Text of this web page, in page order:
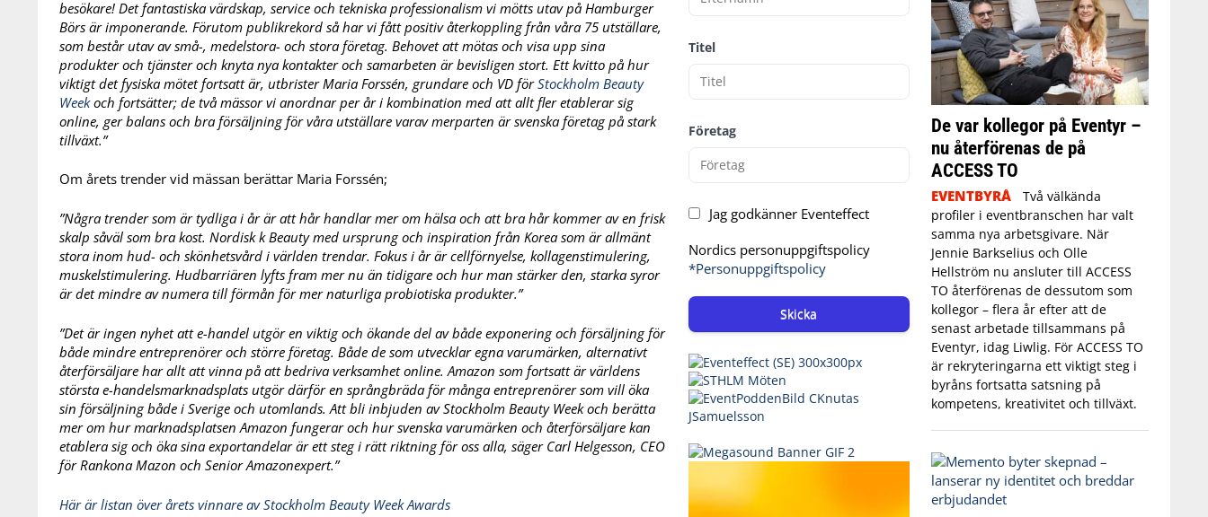
besökare! Det fantastiska värdskap, service och tekniska professionalism vi mötts utav på Hamburger
Börs är imponerande. Förutom publikrekord så har vi fått positiv återkoppling från våra 75 utställare,
som består utav av små-, medelstora- och stora företag. Behovet att mötas och visa upp sina
produkter och tjänster och knyta nya kontakter och samarbeten är bevisligen stort. Ett kvitto på hur
viktigt det fysiska mötet fortsatt är, utbrister Maria Forssén, grundare och VD förStockholm Beauty
Weekoch fortsätter; de två mässor vi anordnar per år i kombination med att allt fler etablerar sig
online, ger balans och bra försäljning för våra utställare varav merparten är svenska företag på stark
tillväxt.”
Om årets trender vid mässan berättar Maria Forssén;
”Några trender som är tydliga i år är att hår handlar mer om hälsa och att bra hår kommer av en frisk
skalp såväl som bra kost. Nordisk k Beauty med ursprung och inspiration från Korea som är allmänt
stora inom hud- och skönhetsvård i världen trendar. Fokus i år är cellförnyelse, kollagenstimulering,
muskelstimulering. Hudbarriären lyfts fram mer nu än tidigare och hur man stärker den, starka syror
är det mindre av numera till förmån för mer naturliga probiotiska produkter.”
”Det är ingen nyhet att e-handel utgör en viktig och ökande del av både exponering och försäljning för
både mindre entreprenörer och större företag. Både de som utvecklar egna varumärken, alternativt
återförsäljare har allt att vinna på att bedriva verksamhet online. Amazon som fortsatt är världens
största e-handelsmarknadsplats utgör därför en språngbräda för många entreprenörer som vill öka
sin försäljning både i Sverige och utomlands. Att bli inbjuden av Stockholm Beauty Week och berätta
mer om hur marknadsplatsen Amazon fungerar och hur svenska varumärken och återförsäljare kan
etablera sig och öka sina exportandelar är ett steg i rätt riktning för oss alla, säger Carl Helgesson, CEO
för Rankona Mazon och Senior Amazonexpert.”
Här är listan över årets vinnare av Stockholm Beauty Week Awards
Titel
Företag
Jag godkänner Eventeffect
Nordics personuppgiftspolicy
*Personuppgiftspolicy
Skicka
De var kollegor på Eventyr –
nu återförenas de på
ACCESS TO
EVENTBYRÅ
Två välkända
profiler i eventbranschen har valt
samma nya arbetsgivare. När
Jennie Barkselius och Olle
Hellström nu ansluter till ACCESS
TO återförenas de dessutom som
kollegor – flera år efter att de
senast arbetade tillsammans på
Eventyr, idag Liwlig. För ACCESS TO
är rekryteringarna ett viktigt steg i
byråns fortsatta satsning på
kompetens, kreativitet och tillväxt.